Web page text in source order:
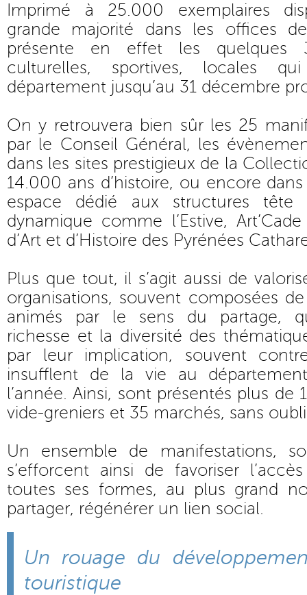
Imprimé à 25.000 exemplaires
grande majorité dans les offices
présente en effet les quelques
culturelles, sportives, locales
département jusqu’au 31 décembre
On y retrouvera bien sûr les 25
par le Conseil Général, les
dans les sites prestigieux de la
14.000 ans d’histoire, ou encore
espace dédié aux structures
dynamique comme l’Estive,
d’Art et d’Histoire des Pyrénées
Plus que tout, il s’agit aussi de
organisations, souvent composées
animés par le sens du partage,
richesse et la diversité des
par leur implication, souvent
insufflent de la vie au
l’année. Ainsi, sont présentés plus de
vide-greniers et 35 marchés, sans
Un ensemble de manifestations,
s’efforcent ainsi de favoriser
toutes ses formes, au plus grand
partager, régénérer un lien social.
Un rouage du
touristique